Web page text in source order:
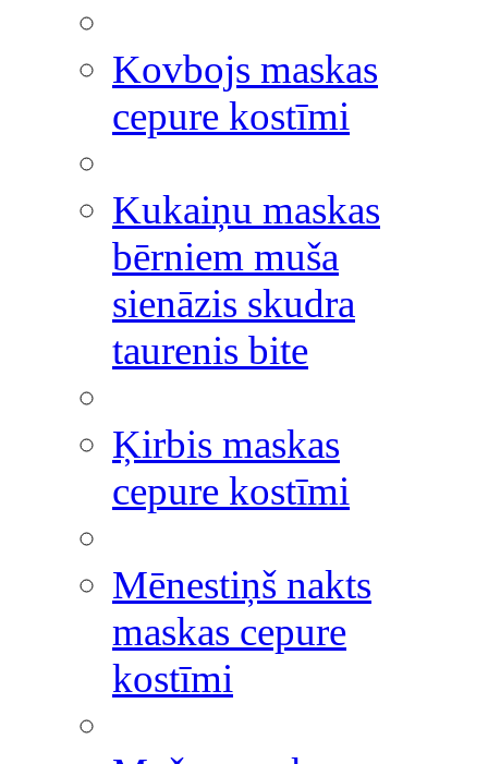
Kovbojs maskas
cepure kostīmi
Kukaiņu maskas
bērniem muša
sienāzis skudra
taurenis bite
Ķirbis maskas
cepure kostīmi
Mēnestiņš nakts
maskas cepure
kostīmi